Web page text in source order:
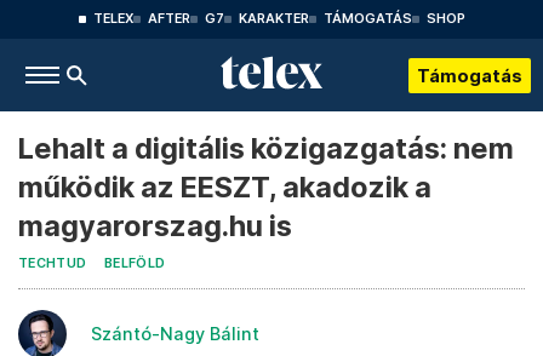
TELEX AFTER G7 KARAKTER TÁMOGATÁS SHOP
Támogatás
Lehalt a digitális közigazgatás: nem
működik az EESZT, akadozik a
magyarorszag.hu is
TECHTUD BELFÖLD
Szántó-Nagy Bálint